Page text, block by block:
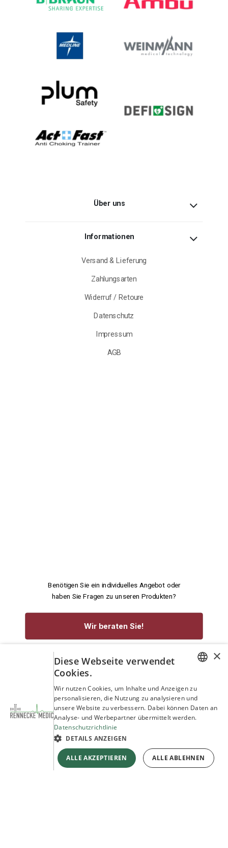
Über uns
Informationen
Versand & Lieferung
Zahlungsarten
Widerruf / Retoure
Datenschutz
Impressum
AGB
Benötigen Sie ein individuelles Angebot oder
haben Sie Fragen zu unseren Produkten?
Wir beraten Sie!
service@rennecke-medic.com +49 1573 933272
ENGLISH
×
Diese Webseite verwendet
Cookies.
Wir nutzen Cookies, um Inhalte und Anzeigen zu
personalisieren, die Nutzung zu analysieren und
unsere Website zu verbessern. Dabei können Daten an
Analyse- und Werbepartner übermittelt werden.
Datenschutzrichtlinie
DETAILS ANZEIGEN
ALLE AKZEPTIEREN ALLE ABLEHNEN